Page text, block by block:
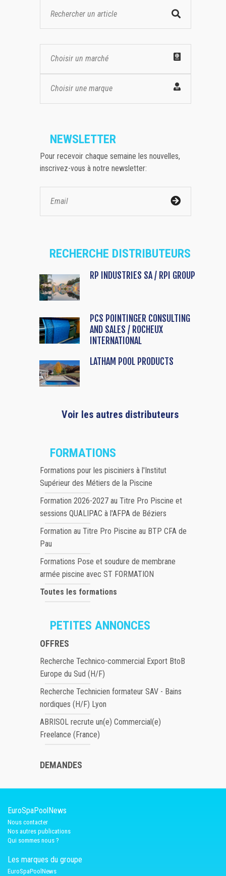
Choisir un marché
Choisir une marque
NEWSLETTER
Pour recevoir chaque semaine les nouvelles,
inscrivez-vous à notre newsletter:
RECHERCHE DISTRIBUTEURS
RP INDUSTRIES SA / RPI GROUP
PCS POINTINGER CONSULTING
AND SALES / ROCHEUX
INTERNATIONAL
LATHAM POOL PRODUCTS
Voir les autres distributeurs
FORMATIONS
Formations pour les pisciniers à l'Institut
Supérieur des Métiers de la Piscine
Formation 2026-2027 au Titre Pro Piscine et
sessions QUALIPAC à l'AFPA de Béziers
Formation au Titre Pro Piscine au BTP CFA de
Pau
Formations Pose et soudure de membrane
armée piscine avec ST FORMATION
Toutes les formations
PETITES ANNONCES
OFFRES
Recherche Technico-commercial Export BtoB
Europe du Sud (H/F)
Recherche Technicien formateur SAV - Bains
nordiques (H/F) Lyon
ABRISOL recrute un(e) Commercial(e)
Freelance (France)
DEMANDES
EuroSpaPoolNews
Nous contacter
Nos autres publications
Qui sommes nous ?
Les marques du groupe
EuroSpaPoolNews